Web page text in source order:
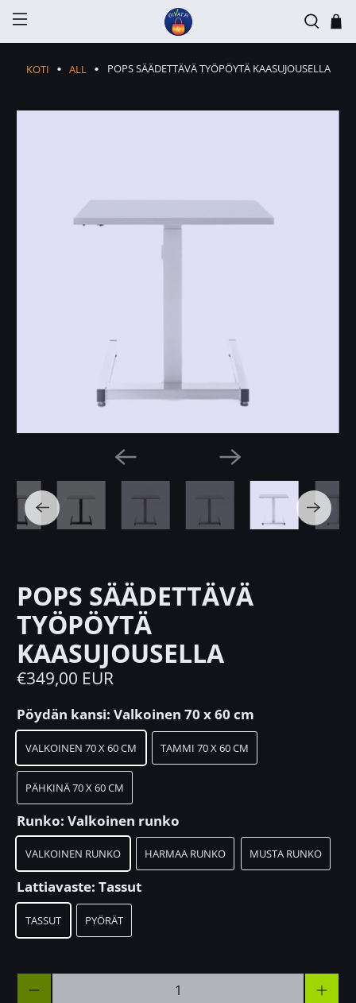
KOTI ALL POPS SÄÄDETTÄVÄ TYÖPÖYTÄ KAASUJOUSELLA
POPS SÄÄDETTÄVÄ
TYÖPÖYTÄ
KAASUJOUSELLA
€349,00 EUR
Pöydän kansi:Valkoinen 70 x 60 cm
VALKOINEN 70 X 60 CM TAMMI 70 X 60 CM
PÄHKINÄ 70 X 60 CM
Runko:Valkoinen runko
VALKOINEN RUNKO HARMAA RUNKO MUSTA RUNKO
Lattiavaste:Tassut
TASSUT PYÖRÄT